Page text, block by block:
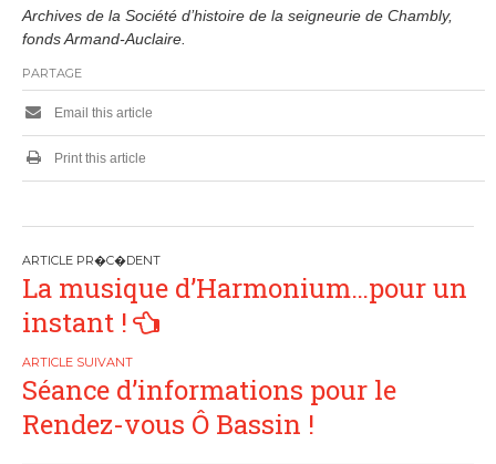
Archives de la Société d’histoire de la seigneurie de Chambly,
fonds Armand-Auclaire.
PARTAGE
Email this article
Print this article
P
o
s
t
n
La musique d’Harmonium…pour un
instant !
Séance d’informations pour le
Rendez-vous Ô Bassin !